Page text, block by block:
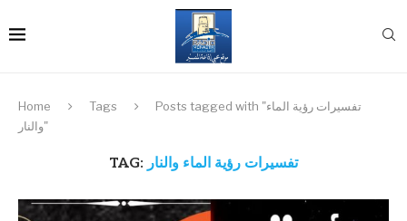
Home Tags
Posts tagged with "تفسيرات رؤية الماء
والنار"
TAG: تفسيرات رؤية الماء والنار